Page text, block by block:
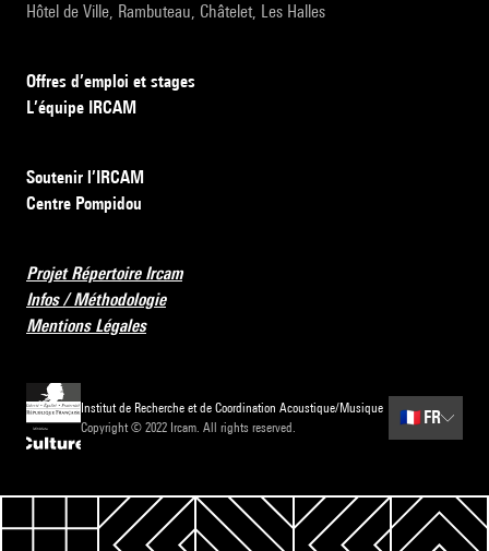
Hôtel de Ville, Rambuteau, Châtelet, Les Halles
Offres d’emploi et stages
L’équipe IRCAM
Soutenir l’IRCAM
Centre Pompidou
Projet Répertoire Ircam
Infos / Méthodologie
Mentions Légales
Institut de Recherche et de Coordination Acoustique/Musique
Copyright © 2022 Ircam. All rights reserved.
🇫🇷 FR